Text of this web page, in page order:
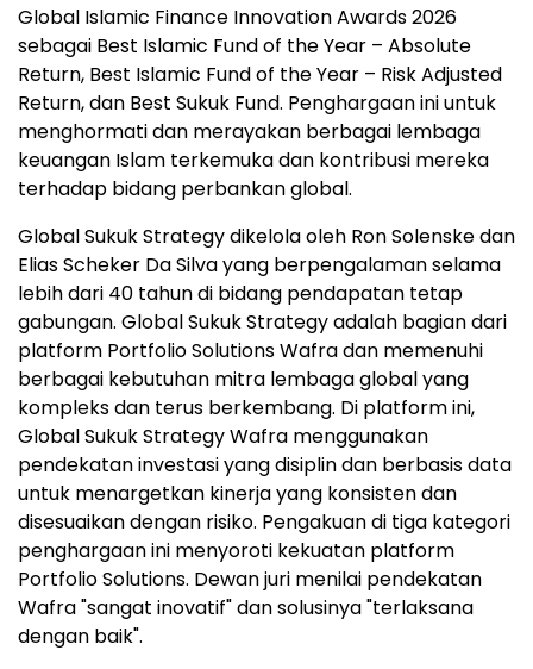
Global Islamic Finance Innovation Awards 2026
sebagai Best Islamic Fund of the Year – Absolute
Return, Best Islamic Fund of the Year – Risk Adjusted
Return, dan Best Sukuk Fund. Penghargaan ini untuk
menghormati dan merayakan berbagai lembaga
keuangan Islam terkemuka dan kontribusi mereka
terhadap bidang perbankan global.
Global Sukuk Strategy dikelola oleh Ron Solenske dan
Elias Scheker Da Silva yang berpengalaman selama
lebih dari 40 tahun di bidang pendapatan tetap
gabungan. Global Sukuk Strategy adalah bagian dari
platform Portfolio Solutions Wafra dan memenuhi
berbagai kebutuhan mitra lembaga global yang
kompleks dan terus berkembang. Di platform ini,
Global Sukuk Strategy Wafra menggunakan
pendekatan investasi yang disiplin dan berbasis data
untuk menargetkan kinerja yang konsisten dan
disesuaikan dengan risiko. Pengakuan di tiga kategori
penghargaan ini menyoroti kekuatan platform
Portfolio Solutions. Dewan juri menilai pendekatan
Wafra "sangat inovatif" dan solusinya "terlaksana
dengan baik".